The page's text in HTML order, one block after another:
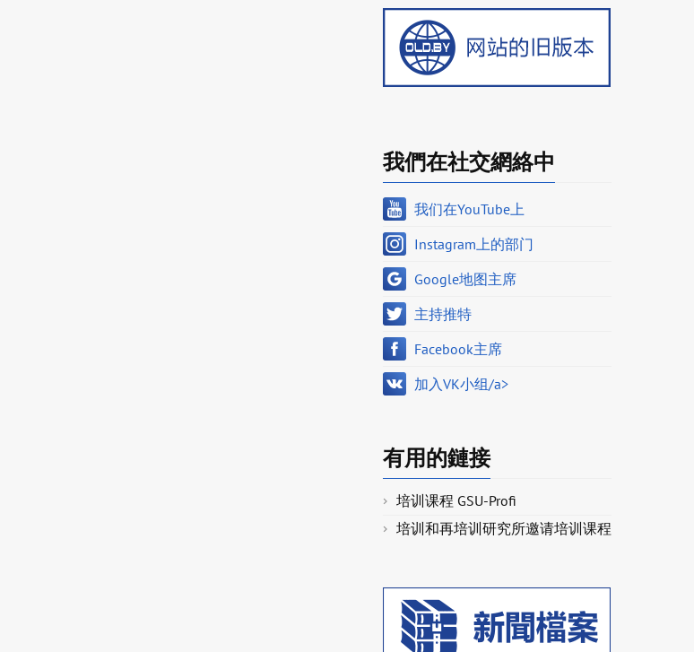
我們在社交網絡中
我们在YouTube上
Instagram上的部门
Google地图主席
主持推特
Facebook主席
加入VK小组/a>
有用的鏈接
培训课程 GSU-Profi
培训和再培训研究所邀请培训课程